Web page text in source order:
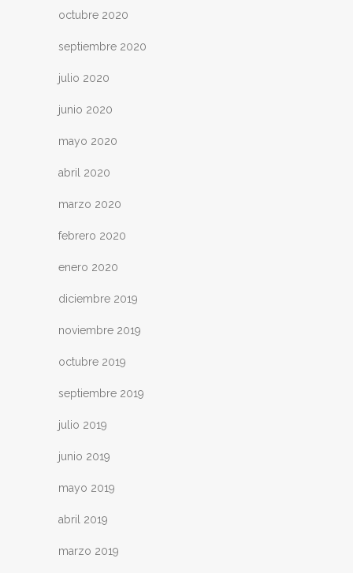
octubre 2020
septiembre 2020
julio 2020
junio 2020
mayo 2020
abril 2020
marzo 2020
febrero 2020
enero 2020
diciembre 2019
noviembre 2019
octubre 2019
septiembre 2019
julio 2019
junio 2019
mayo 2019
abril 2019
marzo 2019